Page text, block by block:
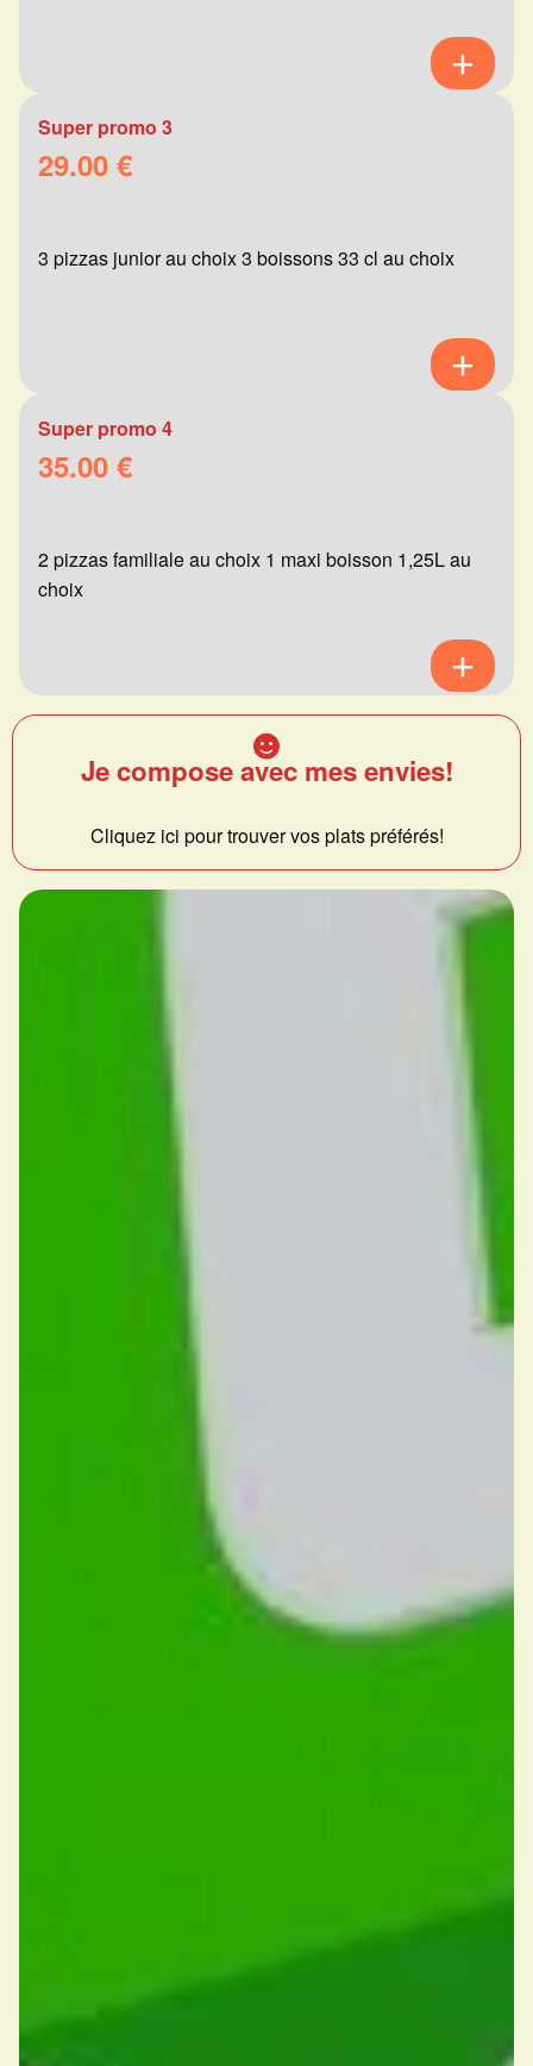
Super promo 3
29.00 €
3 pizzas junior au choix 3 boissons 33 cl au choix
Super promo 4
35.00 €
2 pizzas familiale au choix 1 maxi boisson 1,25L au
choix
Je compose avec mes envies!
Cliquez ici pour trouver vos plats préférés!